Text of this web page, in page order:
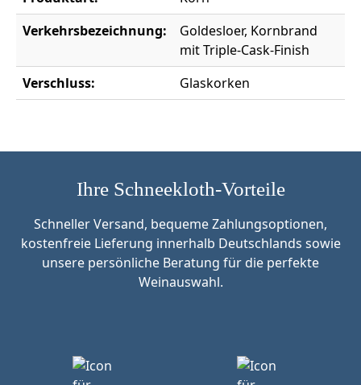
Verkehrsbezeichnung:
Goldesloer, Kornbrand
mit Triple-Cask-Finish
Verschluss:
Glaskorken
Ihre Schneekloth-Vorteile
Schneller Versand, bequeme Zahlungsoptionen,
kostenfreie Lieferung innerhalb Deutschlands sowie
unsere persönliche Beratung für die perfekte
Weinauswahl.